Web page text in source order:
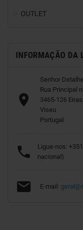
OUTLET
INFORMAÇÃO DA

Senhor Detalhe
Rua Principal
3465-126
Viseu
Portugal
 Ligue-nos:
nacional)
 E-mail: